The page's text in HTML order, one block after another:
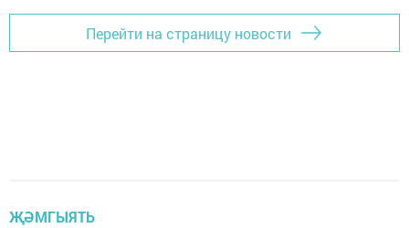
Перейти на страницу новости
ҖӘМГЫЯТЬ